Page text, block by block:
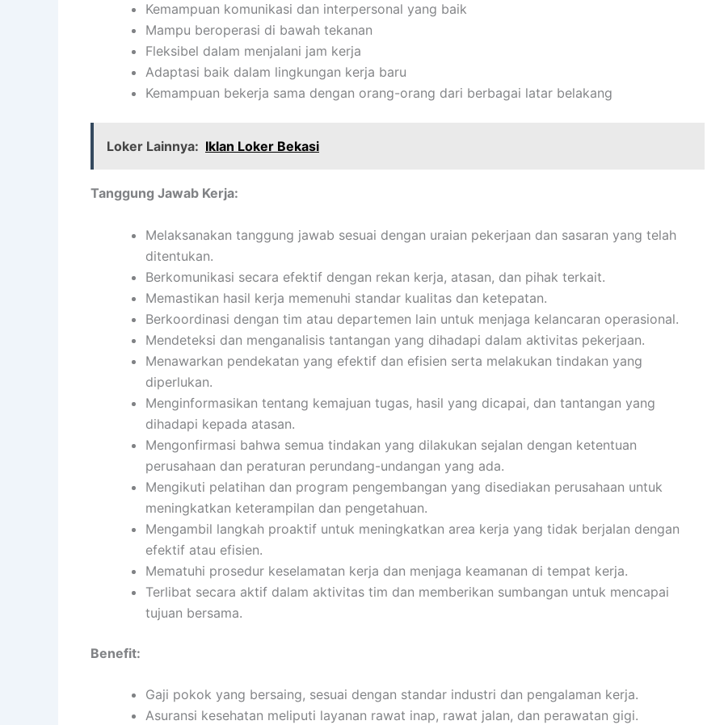
Kemampuan komunikasi dan interpersonal yang baik
Mampu beroperasi di bawah tekanan
Fleksibel dalam menjalani jam kerja
Adaptasi baik dalam lingkungan kerja baru
Kemampuan bekerja sama dengan orang-orang dari berbagai latar belakang
Loker Lainnya: Iklan Loker Bekasi
Tanggung Jawab Kerja:
Melaksanakan tanggung jawab sesuai dengan uraian pekerjaan dan sasaran yang telah
ditentukan.
Berkomunikasi secara efektif dengan rekan kerja, atasan, dan pihak terkait.
Memastikan hasil kerja memenuhi standar kualitas dan ketepatan.
Berkoordinasi dengan tim atau departemen lain untuk menjaga kelancaran operasional.
Mendeteksi dan menganalisis tantangan yang dihadapi dalam aktivitas pekerjaan.
Menawarkan pendekatan yang efektif dan efisien serta melakukan tindakan yang
diperlukan.
Menginformasikan tentang kemajuan tugas, hasil yang dicapai, dan tantangan yang
dihadapi kepada atasan.
Mengonfirmasi bahwa semua tindakan yang dilakukan sejalan dengan ketentuan
perusahaan dan peraturan perundang-undangan yang ada.
Mengikuti pelatihan dan program pengembangan yang disediakan perusahaan untuk
meningkatkan keterampilan dan pengetahuan.
Mengambil langkah proaktif untuk meningkatkan area kerja yang tidak berjalan dengan
efektif atau efisien.
Mematuhi prosedur keselamatan kerja dan menjaga keamanan di tempat kerja.
Terlibat secara aktif dalam aktivitas tim dan memberikan sumbangan untuk mencapai
tujuan bersama.
Benefit:
Gaji pokok yang bersaing, sesuai dengan standar industri dan pengalaman kerja.
Asuransi kesehatan meliputi layanan rawat inap, rawat jalan, dan perawatan gigi.